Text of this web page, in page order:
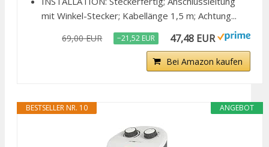
mit Winkel-Stecker; Kabellänge 1,5 m; Achtung...
69,00 EUR −21,52 EUR 47,48 EUR
Bei Amazon kaufen
ANGEBOT
BESTSELLER NR. 10